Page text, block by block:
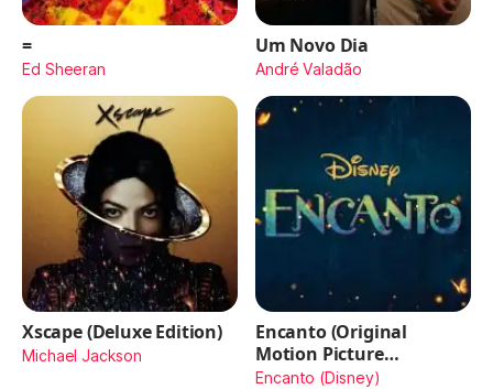
=
Ed Sheeran
Um Novo Dia
André Valadão
Xscape (Deluxe Edition)
Michael Jackson
Encanto (Original
Motion Picture
Soundtrack)
Encanto (Disney)